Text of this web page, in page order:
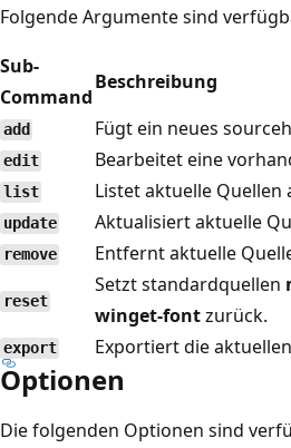
Folgende Argumente sind
Sub-
Command
Beschreibung
add Fügt ein neues
edit Bearbeitet eine
list Listet aktuelle Quellen
update Aktualisiert aktuelle
remove Entfernt aktuelle
reset
Setzt standardquellen
winget-fontzurück.
export Exportiert die
Optionen
Die folgenden Optionen sind